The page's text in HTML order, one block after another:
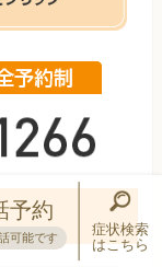
予約
可能です
症状検索
はこちら